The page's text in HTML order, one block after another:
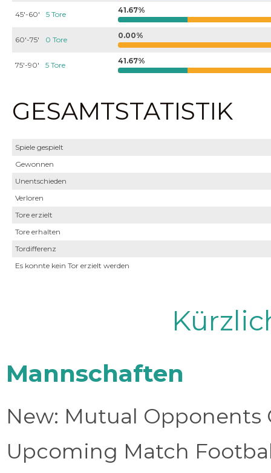
45'-60' 5 Tore 41.67%
60'-75' 0 Tore 0.00%
75'-90' 5 Tore 41.67%
GESAMTSTATISTIK
Spiele gespielt
Gewonnen
Unentschieden
Verloren
Tore erzielt
Tore erhalten
Tordifferenz
Es konnte kein Tor erzielt werden
Mannschaften
New: Mutual Opponents
Upcoming Match